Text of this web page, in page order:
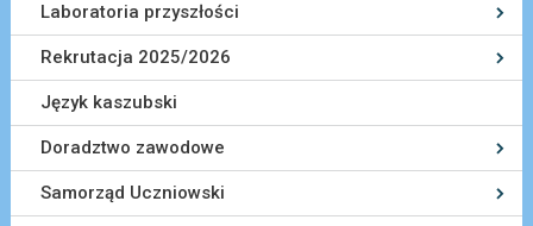
Laboratoria przyszłości
Rekrutacja 2025/2026
Język kaszubski
Doradztwo zawodowe
Samorząd Uczniowski